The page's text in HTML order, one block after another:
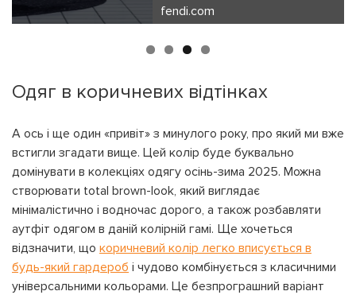
fendi.com
Одяг в коричневих відтінках
А ось і ще один «привіт» з минулого року, про який ми вже
встигли згадати вище. Цей колір буде буквально
домінувати в колекціях одягу осінь-зима 2025. Можна
створювати total brown-look, який виглядає
мінімалістично і водночас дорого, а також розбавляти
аутфіт одягом в даній колірній гамі. Ще хочеться
відзначити, що коричневий колір легко вписується в
будь-який гардероб і чудово комбінується з класичними
універсальними кольорами. Це безпрограшний варіант